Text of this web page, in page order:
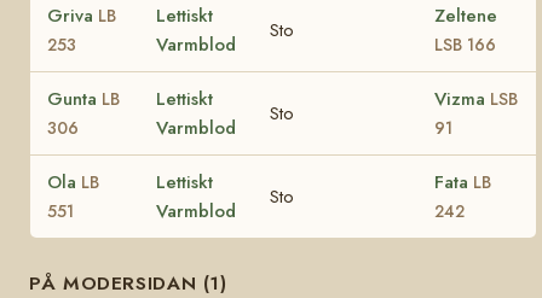
Griva LB
253
Lettiskt
Varmblod
Sto
Zeltene
LSB 166
Gunta LB
306
Lettiskt
Varmblod
Sto
Vizma LSB
91
Ola LB
551
Lettiskt
Varmblod
Sto
Fata LB
242
PÅ MODERSIDAN (1)